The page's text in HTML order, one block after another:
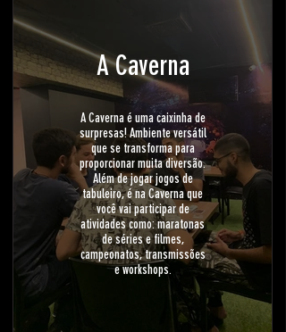
A Caverna
A Caverna é uma caixinha de
surpresas! Ambiente versátil
que se transforma para
proporcionar muita diversão.
Além de jogar jogos de
tabuleiro, é na Caverna que
você vai participar de
atividades como: maratonas
de séries e filmes,
campeonatos, transmissões
e workshops.